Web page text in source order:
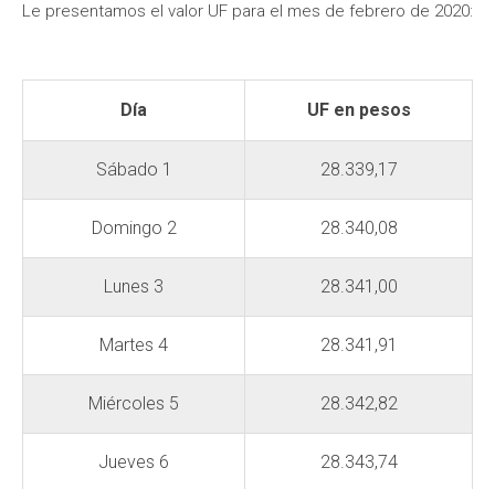
Le presentamos el valor UF para el mes de febrero de 2020:
Día UF en pesos
Sábado 1 28.339,17
Domingo 2 28.340,08
Lunes 3 28.341,00
Martes 4 28.341,91
Miércoles 5 28.342,82
Jueves 6 28.343,74